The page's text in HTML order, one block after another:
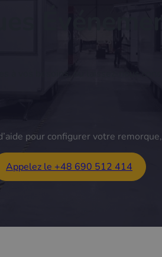
pour configurer votre remorque,
Appelez le +48 690 512 414